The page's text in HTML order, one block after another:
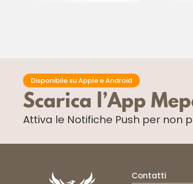
Disponibile su Apple e Android
Scarica l’App
Attiva le Notifiche Push per non
Contatti